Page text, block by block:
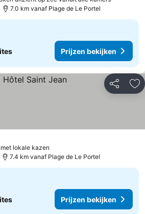
7.0 km vanaf Plage de Le Portel
Prijzen bekijken
Delen
lokale kazen
7.4 km vanaf Plage de Le Portel
Prijzen bekijken